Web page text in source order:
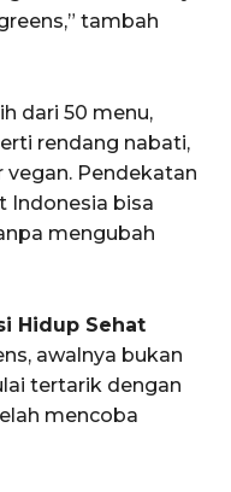
tambah
dari 50 menu,
rendang nabati,
vegan. Pendekatan
Indonesia bisa
mengubah
Hidup Sehat
awalnya bukan
tertarik dengan
mencoba